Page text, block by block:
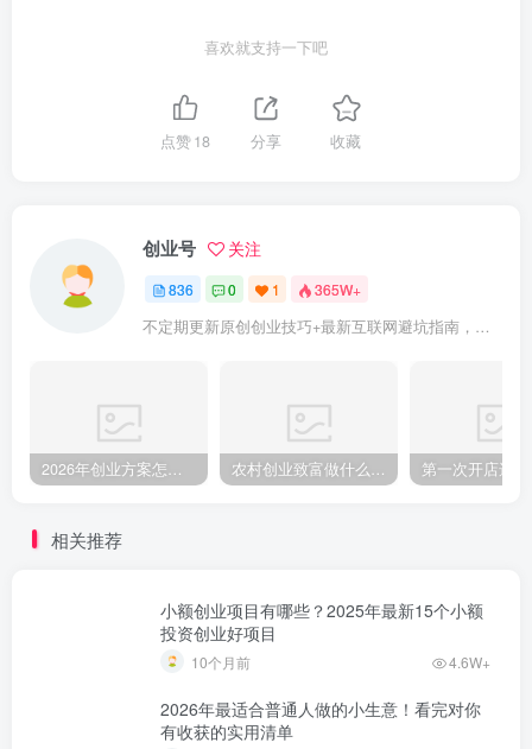
喜欢就支持一下吧
点赞18 分享 收藏
创业号 关注
836 0 1 365W+
不定期更新原创创业技巧+最新互联网避坑指南，助力企业或者个人快速成功创业
相关推荐
小额创业项目有哪些？2025年最新15个小额
投资创业好项目
10个月前 4.6W+
2026年最适合普通人做的小生意！看完对你
有收获的实用清单